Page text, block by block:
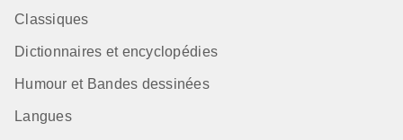
Classiques
Dictionnaires et encyclopédies
Humour et Bandes dessinées
Langues